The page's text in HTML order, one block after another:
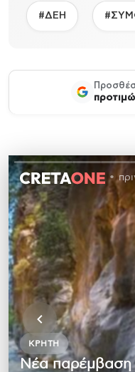
#ΔΕΗ
ΚΡΉΤΗ
Νέα παρέμβαση